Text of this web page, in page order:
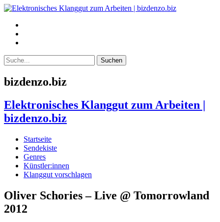
bizdenzo.biz
Elektronisches Klanggut zum Arbeiten |
bizdenzo.biz
Startseite
Sendekiste
Genres
Künstler:innen
Klanggut vorschlagen
Oliver Schories – Live @ Tomorrowland
2012